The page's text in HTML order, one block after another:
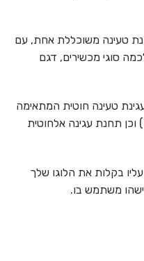
טעינה משוכללת אחת, עם
סוגי מכשירים, דגם
טעינה חוטית המתאימה
לדגמי אייפון, אנדרואיד (רגיל ו-Type C) וכן תחנת עגינה אלחוטית
בקלות את הלוגו שלך
משתמש בו.